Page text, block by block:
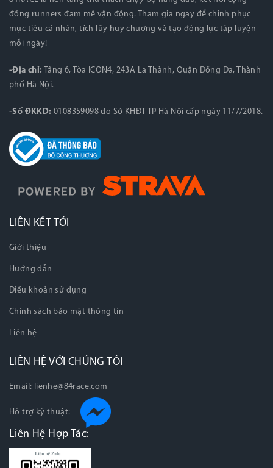
đồng runners đam mê vận động. Tham gia ngay để chinh phục
mục tiêu cá nhân, tích lũy huy chương và tạo động lực tập luyện
mỗi ngày!
-Địa chỉ: Tầng 6, Tòa ICON4, 243A La Thành, Quận Đống Đa, Thành
phố Hà Nội.
-Số ĐKKD: 0108359098 do Sở KHĐT TP Hà Nội cấp ngày 11/7/2018.
LIÊN KẾT TỚI
Giới thiệu
Hướng dẫn
Điều khoản sử dụng
Chính sách bảo mật thông tin
Liên hệ
LIÊN HỆ VỚI CHÚNG TÔI
Email: lienhe@84race.com
Hỗ trợ kỹ thuật:
Liên Hệ Hợp Tác: